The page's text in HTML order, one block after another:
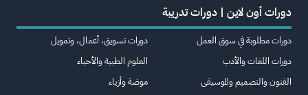
دورات أون لاين | دورات تدريبة
دورات مطلوبة في سوق العمل
دورات اللغات والأدب
الفنون والتصميم والموسيقى
دورات تسويق، أعمال، وتمويل
العلوم الطبية والأحياء
موضة وأزياء